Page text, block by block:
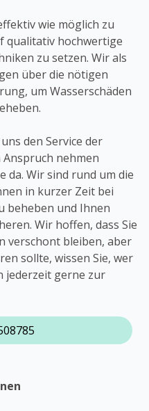
wie möglich zu
qualitativ hochwertige
zu setzen. Wir als
über die nötigen
um Wasserschäden
den Service der
nehmen
da. Wir sind rund um die
in kurzer Zeit bei
beheben und Ihnen
Wir hoffen, dass Sie
verschont bleiben, aber
sollte, wissen Sie, wer
jederzeit gerne zur